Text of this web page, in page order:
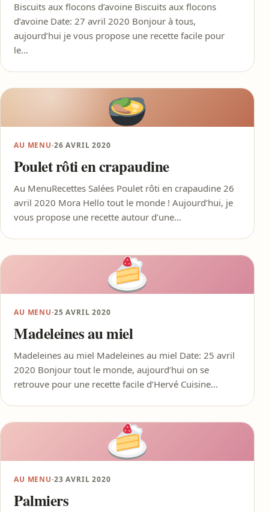
Biscuits aux flocons d’avoine Biscuits aux flocons
d’avoine Date: 27 avril 2020 Bonjour à tous,
aujourd’hui je vous propose une recette facile pour
le…
AU MENU·26 AVRIL 2020
Poulet rôti en crapaudine
Au MenuRecettes Salées Poulet rôti en crapaudine 26
avril 2020 Mora Hello tout le monde ! Aujourd’hui, je
vous propose une recette autour d’une…
AU MENU·25 AVRIL 2020
Madeleines au miel
Madeleines au miel Madeleines au miel Date: 25 avril
2020 Bonjour tout le monde, aujourd’hui on se
retrouve pour une recette facile d’Hervé Cuisine…
AU MENU·23 AVRIL 2020
Palmiers